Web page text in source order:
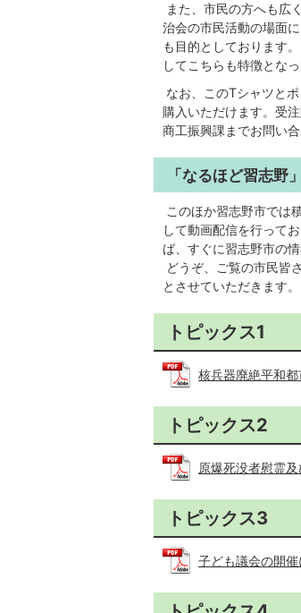
また、市民の方へも広
治会の市民活動の場面
も目的としております
してこちらも特徴となっ
なお、このTシャツと
購入いただけます。受
商工振興課までお問い合
「なるほど習志野
このほか習志野市では
して動画配信を行って
ば、すぐに習志野市の
どうぞ、ご覧の市民皆
とさせていただきます。
トピックス1
核兵器廃絶平和
トピックス2
原爆死没者慰霊
トピックス3
子ども議会の開